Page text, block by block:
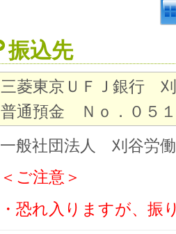
振込先
三菱東京ＵＦＪ銀行
普通預金 Ｎｏ．０５
一般社団法人 刈谷労
＜ご注意＞
・恐れ入りますが、振